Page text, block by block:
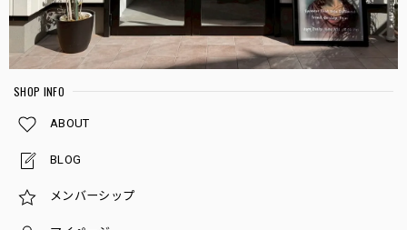
SHOP INFO
ABOUT
BLOG
メンバーシップ